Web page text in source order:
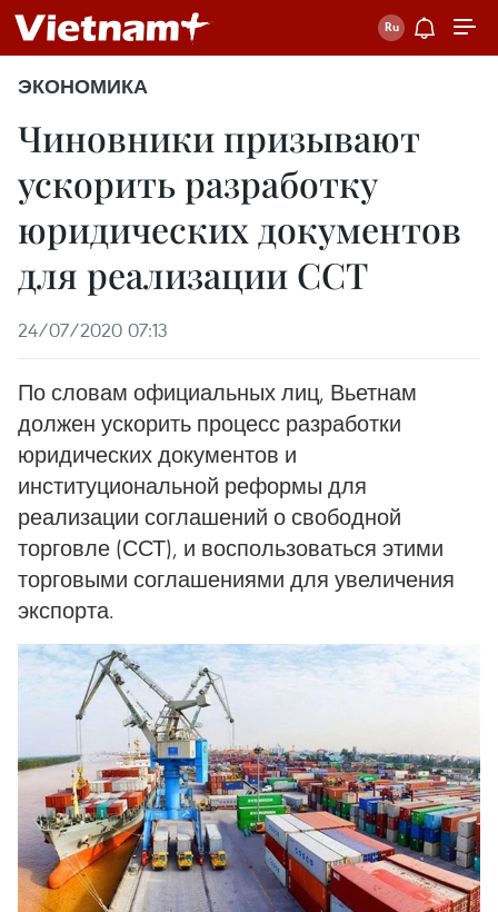
ЭКОНОМИКА
Чиновники призывают
ускорить разработку
юридических документов
для реализации ССТ
24/07/2020 07:13
По словам официальных лиц, Вьетнам
должен ускорить процесс разработки
юридических документов и
институциональной реформы для
реализации соглашений о свободной
торговле (ССТ), и воспользоваться этими
торговыми соглашениями для увеличения
экспорта.